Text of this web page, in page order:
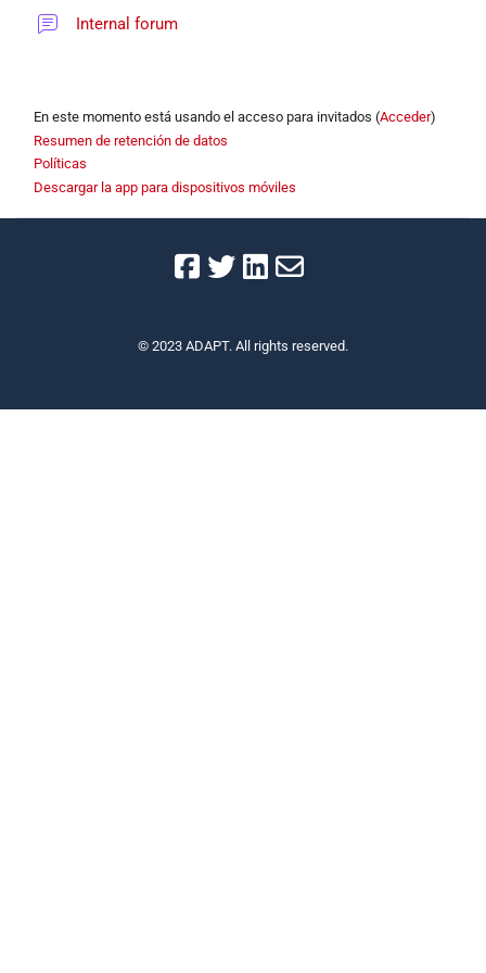
Internal forum
En este momento está usando el acceso para invitados (Acceder)
Resumen de retención de datos
Políticas
Descargar la app para dispositivos móviles
© 2023 ADAPT. All rights reserved.